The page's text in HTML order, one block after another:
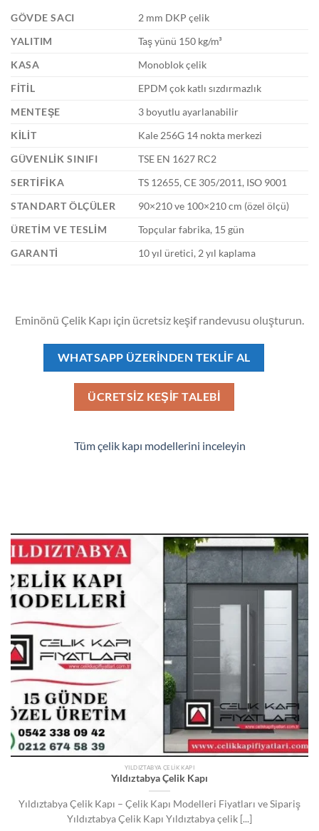
GÖVDE SACI
2 mm DKP çelik
YALITIM
Taş yünü 150 kg/m³
KASA
Monoblok çelik
FITIL
EPDM çok katlı sızdırmazlık
MENTEŞE
3 boyutlu ayarlanabilir
KILIT
Kale 256G 14 nokta merkezi
GÜVENLIK SINIFI
TSE EN 1627 RC2
SERTIFIKA
TS 12655, CE 305/2011, ISO 9001
STANDART ÖLÇÜLER
90×210 ve 100×210 cm (özel ölçü)
ÜRETIM VE TESLIM
Topçular fabrika, 15 gün
GARANTI
10 yıl üretici, 2 yıl kaplama
Eminönü Çelik Kapı için ücretsiz keşif randevusu oluşturun.
WHATSAPP ÜZERINDEN TEKLIF AL
ÜCRETSIZ KEŞIF TALEBI
Tüm çelik kapı modellerini inceleyin
YILDIZTABYA ÇELIK KAPI
Yıldıztabya Çelik Kapı
Yıldıztabya Çelik Kapı – Çelik Kapı Modelleri Fiyatları ve Sipariş
Yıldıztabya Çelik Kapı Yıldıztabya çelik [...]